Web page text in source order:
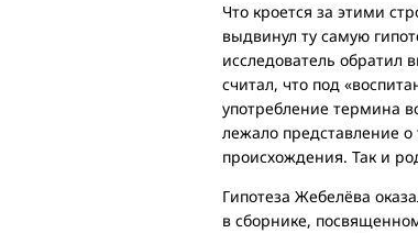
Что кроется за этими
выдвинул ту самую
исследователь обратил
считал, что под
употребление термина
лежало представление
происхождения. Так и
Гипотеза Жебелёва
в сборнике,